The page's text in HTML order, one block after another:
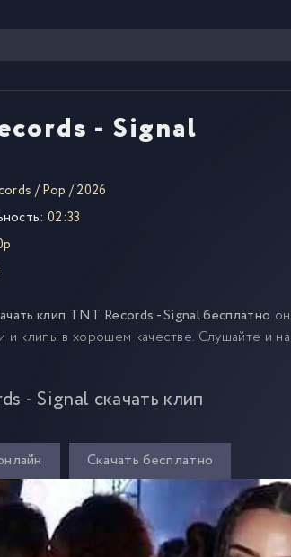
- Signal
/Pop /2026
02:33
клип TNT Records - Signal бесплатно
и клипы в хорошем качестве. Слушайте и
- Signal скачать клип
Скачать бесплатно